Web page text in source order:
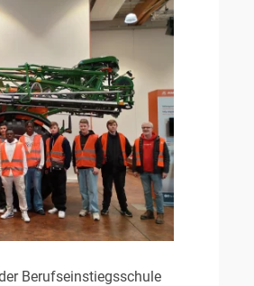
Berufseinstiegsschule